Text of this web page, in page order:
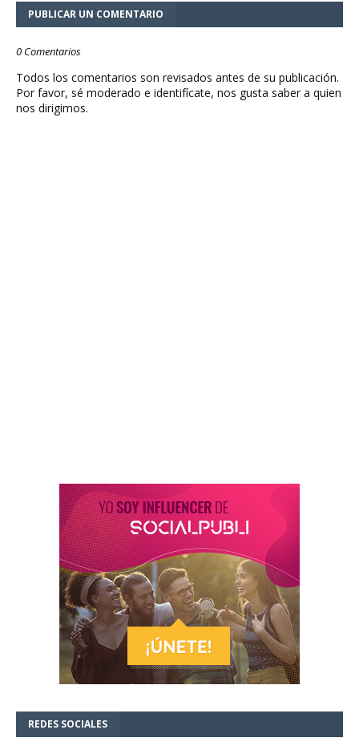
PUBLICAR UN COMENTARIO
0 Comentarios
Todos los comentarios son revisados antes de su publicación.
Por favor, sé moderado e identifícate, nos gusta saber a quien
nos dirigimos.
REDES SOCIALES